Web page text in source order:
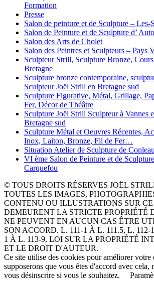
Formation
Presse
Salon de peinture et de Sculpture – Les-
Salon de Peinture et de Sculpture d’
Salon des Arts de Cholet
Salon des Peintres et Sculpteurs – Pays
Sculpteur Strill, Sculpture Bronze,
Bretagne
Sculpture bronze contemporaine,
Sculpteur Joël Strill en Bretagne sud
Sculpture Figurative, Métal, Grillage,
Fer, Décor de Théâtre
Sculpture Joël Strill Sculpteur à Vannes
Bretagne sud
Sculpture Métal et Oeuvres Récentes,
Inox, Laiton, Bronze, Fil de Fer…
Situation Atelier de Sculpture de
VI ème Salon de Peinture et de
Carquefou
© TOUS DROITS RÉSERVES JOËL
TOUTES LES IMAGES,
CONTENU OU ILLUSTRATIONS SUR CE
DEMEURENT LA STRICTE PROPRIÉTÉ
NE PEUVENT EN AUCUN CAS ÊTRE
SON ACCORD. L. 111-1 À L. 111.5, L. 112-
1 À L. 113-9, LOI SUR LA PROPRIÉTÉ
ET LE DROIT D'AUTEUR.
Ce site utilise des cookies pour améliorer votre
supposerons que vous êtes d'accord avec cela,
vous désinscrire si vous le souhaitez.